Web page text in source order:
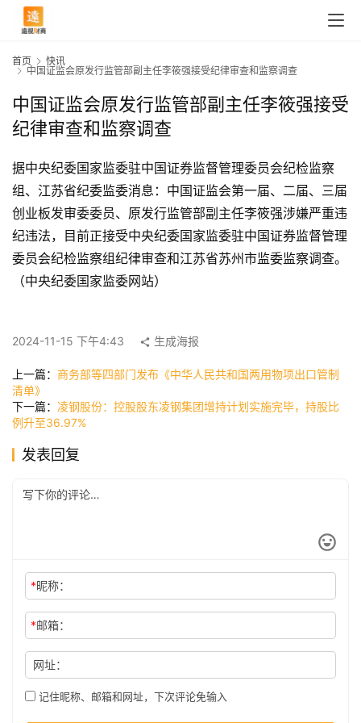
首
讯
公
司
科
首页
快讯
中国证监会原发行监管部副主任李筱强接受纪律审查和监察调查
中国证监会原发行监管部副主任李筱强接受
纪律审查和监察调查
据中央纪委国家监委驻中国证券监督管理委员会纪检监察
组、江苏省纪委监委消息：中国证监会第一届、二届、三届
创业板发审委委员、原发行监管部副主任李筱强涉嫌严重违
纪违法，目前正接受中央纪委国家监委驻中国证券监督管理
委员会纪检监察组纪律审查和江苏省苏州市监委监察调查。
（中央纪委国家监委网站）
2024-11-15 下午4:43 生成海报
上一篇： 商务部等四部门发布《中华人民共和国两用物项出口管制
清单》
下一篇： 凌钢股份：控股股东凌钢集团增持计划实施完毕，持股比
例升至36.97%
发表回复
*昵称：
*邮箱：
网址：
记住昵称、邮箱和网址，下次评论免输入